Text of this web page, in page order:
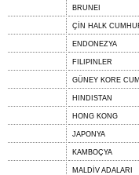
BRUNEI
ÇİN HALK
ENDONEZYA
FILIPINLER
GÜNEY KORE
HINDISTAN
HONG KONG
JAPONYA
KAMBOÇYA
MALDİV ADALARI